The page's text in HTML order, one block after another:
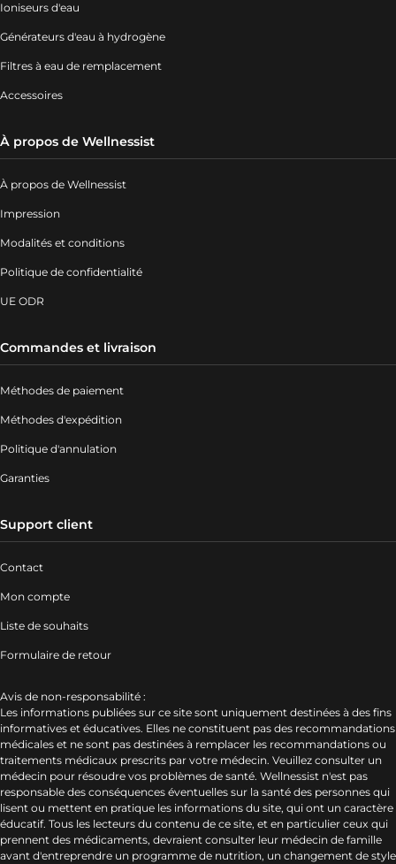
Ioniseurs d'eau
Générateurs d'eau à hydrogène
Filtres à eau de remplacement
Accessoires
À propos de Wellnessist
À propos de Wellnessist
Impression
Modalités et conditions
Politique de confidentialité
UE ODR
Commandes et livraison
Méthodes de paiement
Méthodes d'expédition
Politique d'annulation
Garanties
Support client
Contact
Mon compte
Liste de souhaits
Formulaire de retour
Avis de non-responsabilité :
Les informations publiées sur ce site sont uniquement destinées à des fins
informatives et éducatives. Elles ne constituent pas des recommandations
médicales et ne sont pas destinées à remplacer les recommandations ou
traitements médicaux prescrits par votre médecin. Veuillez consulter un
médecin pour résoudre vos problèmes de santé. Wellnessist n'est pas
responsable des conséquences éventuelles sur la santé des personnes qui
lisent ou mettent en pratique les informations du site, qui ont un caractère
éducatif. Tous les lecteurs du contenu de ce site, et en particulier ceux qui
prennent des médicaments, devraient consulter leur médecin de famille
avant d'entreprendre un programme de nutrition, un changement de style